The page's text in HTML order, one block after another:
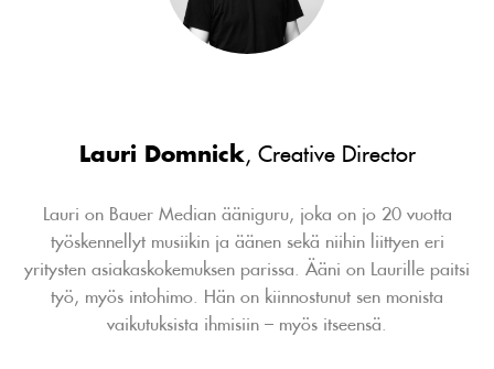
Lauri Domnick, Creative Director
Lauri on Bauer Median ääniguru, joka on jo 20 vuotta
työskennellyt musiikin ja äänen sekä niihin liittyen eri
yritysten asiakaskokemuksen parissa. Ääni on Laurille paitsi
työ, myös intohimo. Hän on kiinnostunut sen monista
vaikutuksista ihmisiin – myös itseensä.